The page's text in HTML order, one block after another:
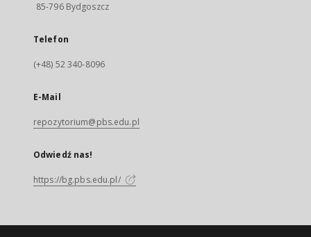
85-796 Bydgoszcz
Telefon
(+48) 52 340-8096
E-Mail
repozytorium@pbs.edu.pl
Odwiedź nas!
https://bg.pbs.edu.pl/